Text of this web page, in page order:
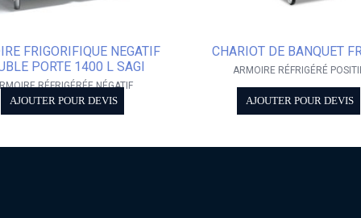
FRIGORIFIQUE NEGATIF
PORTE 1400 L SAGI
RÉFRIGÉRÉE NÉGATIF
AJOUTER POUR DEVIS
CHARIOT DE BANQUET
ARMOIRE RÉFRIGÉRÉ
AJOUTER POUR DEVIS